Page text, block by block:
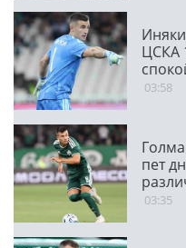
ЦСКА
03:58
пет
03:35